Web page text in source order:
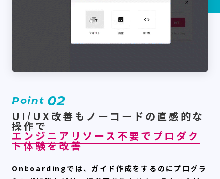
Point 02
UI/UX改善もノーコードの直感的な
操作で
エンジニアリソース不要でプロダク
ト体験を改善
Onboardingでは、ガイド作成をするのにプログラ